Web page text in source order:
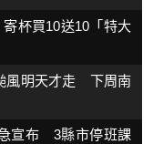
杯買10送10「特大
風明天才走 下周南
宣布 3縣市停班課